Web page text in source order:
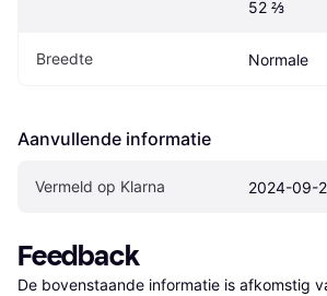
52 ⅔
Breedte Normale
Aanvullende informatie
Vermeld op Klarna 2024-09-
Feedback
De bovenstaande informatie is afkomstig